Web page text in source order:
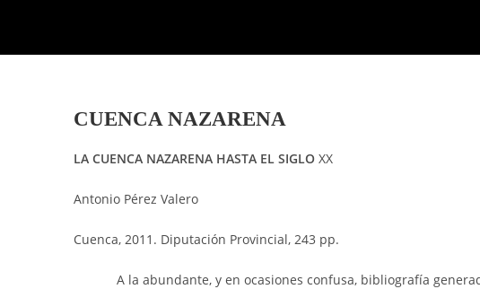
CUENCA NAZARENA
LA CUENCA NAZARENA HASTA EL SIGLO XX
Antonio Pérez Valero
Cuenca, 2011. Diputación Provincial, 243 pp.
A la abundante, y en ocasiones confusa, bibliografía